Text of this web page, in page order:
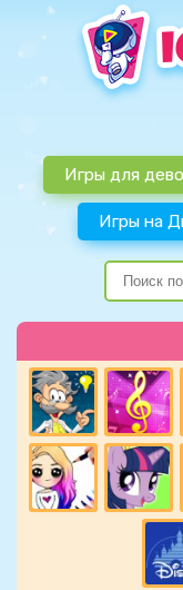
Игры для
Игры на